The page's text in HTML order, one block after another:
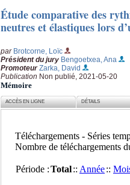
Étude comparative des
neutres et élastiques lors
par Brotcorne, Loïc
Président du jury Bengoetxea, Ana
Promoteur Zarka, David
Publication Non publié, 2021-05-20
Mémoire
ACCÈS EN LIGNE DÉTAILS